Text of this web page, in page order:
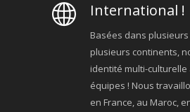
International !
Basées dans
plusieurs continents,
identité multi-
équipes ! Nous
en France, au Maroc,